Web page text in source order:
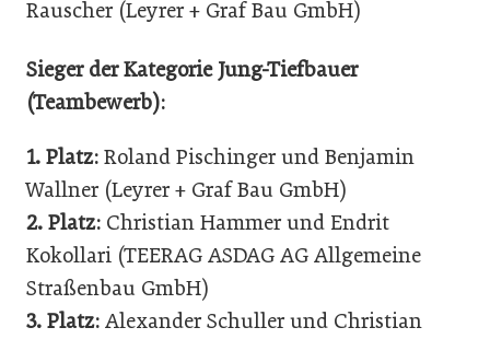
Rauscher (Leyrer + Graf Bau GmbH)
Sieger der Kategorie Jung-Tiefbauer
(Teambewerb):
1. Platz: Roland Pischinger und Benjamin
Wallner (Leyrer + Graf Bau GmbH)
2. Platz: Christian Hammer und Endrit
Kokollari (TEERAG ASDAG AG Allgemeine
Straßenbau GmbH)
3. Platz: Alexander Schuller und Christian